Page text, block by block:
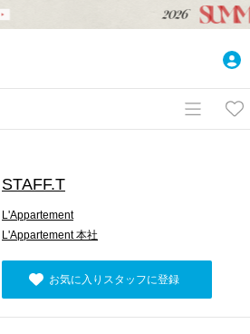
STAFF.T
L'Appartement
L'Appartement 本社
お気に入りスタッフに登録